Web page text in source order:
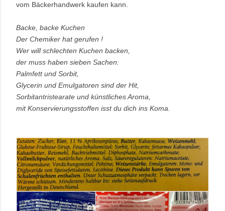
vom Bäckerhandwerk kaufen kann.
Backe, backe Kuchen
Der Chemiker hat gerufen !
Wer will schlechten Kuchen backen,
der muss haben sieben Sachen:
Palmfett und Sorbit,
Glycerin und Emulgatoren sind der Hit,
Sorbitantristearate und künstliches Aroma,
mit Konservierungsstoffen isst du dich ins Koma.